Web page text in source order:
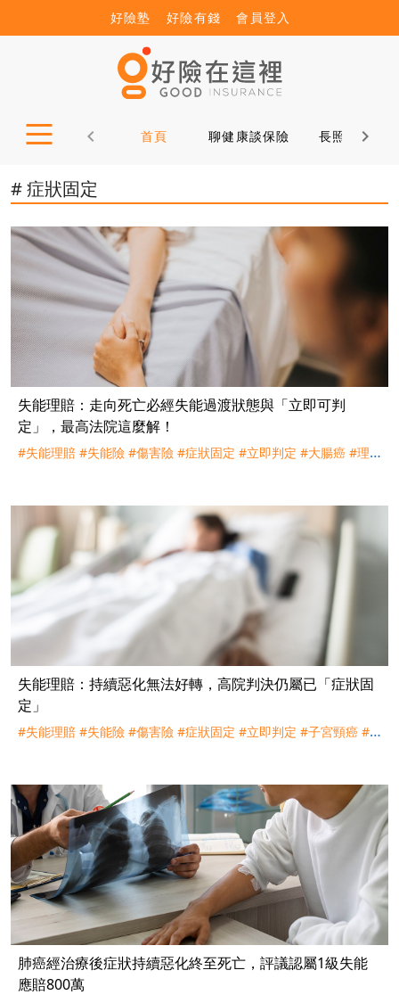
好險塾 好險有錢 會員登入
首頁 聊健康談保險 長照12問
# 症狀固定
失能理賠：走向死亡必經失能過渡狀態與「立即可判
定」，最高法院這麼解！
#失能理賠 #失能險 #傷害險 #症狀固定 #立即判定 #大腸癌 #理
失能理賠：持續惡化無法好轉，高院判決仍屬已「症狀固
定」
#失能理賠 #失能險 #傷害險 #症狀固定 #立即判定 #子宮頸癌 #
肺癌經治療後症狀持續惡化終至死亡，評議認屬1級失能
應賠800萬